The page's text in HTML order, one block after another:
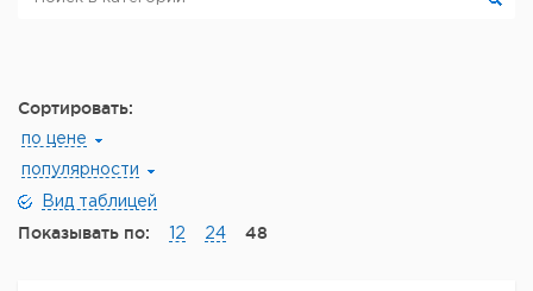
Сортировать:
по цене
популярности
Вид таблицей
Показывать по: 12 24 48